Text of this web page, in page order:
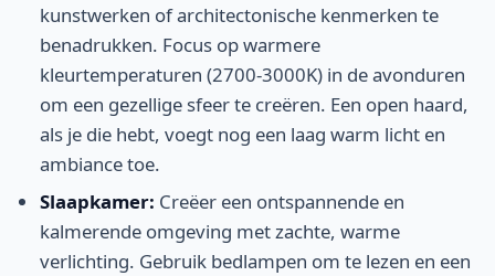
kunstwerken of architectonische kenmerken te
benadrukken. Focus op warmere
kleurtemperaturen (2700-3000K) in de avonduren
om een gezellige sfeer te creëren. Een open haard,
als je die hebt, voegt nog een laag warm licht en
ambiance toe.
Slaapkamer: Creëer een ontspannende en
kalmerende omgeving met zachte, warme
verlichting. Gebruik bedlampen om te lezen en een